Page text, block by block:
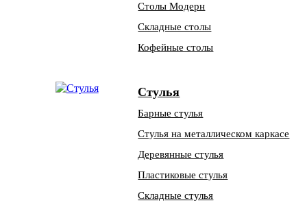
Столы Модерн
Складные столы
Кофейные столы
Стулья
Барные стулья
Стулья на металлическом каркасе
Деревянные стулья
Пластиковые стулья
Складные стулья